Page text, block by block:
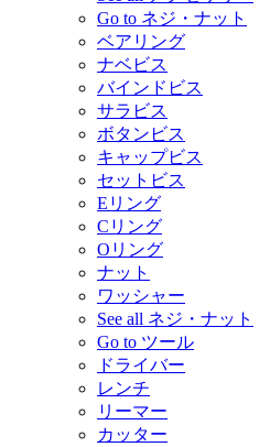
Go to ネジ・ナット
ベアリング
ナベビス
バインドビス
サラビス
ボタンビス
キャップビス
セットビス
Eリング
Cリング
Oリング
ナット
ワッシャー
See all ネジ・ナット
Go to ツール
ドライバー
レンチ
リーマー
カッター